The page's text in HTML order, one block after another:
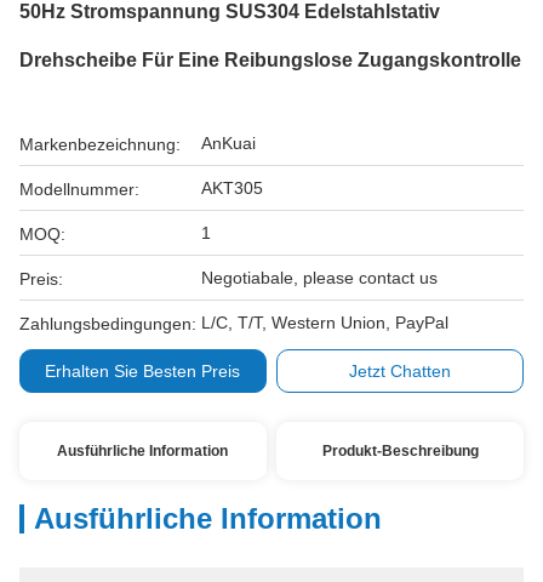
50Hz Stromspannung SUS304 Edelstahlstativ
Drehscheibe Für Eine Reibungslose Zugangskontrolle
Markenbezeichnung: AnKuai
Modellnummer: AKT305
MOQ: 1
Preis: Negotiabale, please contact us
Zahlungsbedingungen: L/C, T/T, Western Union, PayPal
Erhalten Sie Besten Preis Jetzt Chatten
Ausführliche Information Produkt-Beschreibung
Ausführliche Information